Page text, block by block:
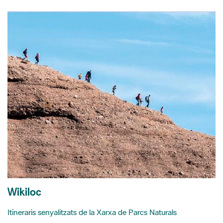
Wikiloc
Itineraris senyalitzats de la Xarxa de Parcs Naturals